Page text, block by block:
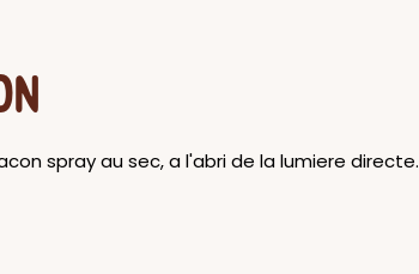
spray au sec, a l'abri de la lumiere directe.